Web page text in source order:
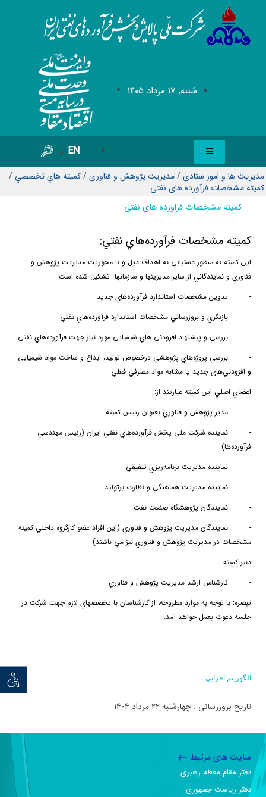
شنبه, 17 مرداد 1405
EN
توان
مدیریت ها و امور ستادی/مدیریت پژوهش و فناوری/کمیته هاي تخصصي /
كميته مشخصات فرآورده های نفتی
کمیته مشخصات فراورده های نفتی
كميته مشخصات فرآورده‌هاي نفتي:
اين كميته به منظور دستيابي به اهداف ذيل و با محوريت مديريت پژوهش و
فناوري و نمايندگاني از ساير مديريتها و سازمانها تشكيل شده است:
- تدوين مشخصات استاندارد فرآورده‌هاي جديد
- بازنگري و بروزرساني مشخصات استاندارد فرآورده‌هاي نفتي
- بررسي و پيشنهاد افزودني هاي شيميايي مورد نياز جهت فرآورده‌هاي نفتي
- بررسي پروژه‌هاي پژوهشي درخصوص توليد، ابداع و ساخت مواد شيميايي
و افزودني‌هاي جديد يا مشابه مواد مصرفي فعلي
اعضاي اصلي اين كميته عبارتند از:
- مدير پژوهش و فناوري بعنوان رئيس كميته
- نماينده شركت ملي پخش فرآورده‌هاي نفتي ايران (رئيس مهندسي
فرآورده‌ها)
- نماينده مديريت برنامه‌ريزي تلفيقي
- نماينده مديريت هماهنگي و نظارت برتوليد
- نمايندگان پژوهشگاه صنعت نفت
- نمايندگان مديريت پژوهش و فناوري (اين افراد عضو كارگروه داخلي كميته
مشخصات در مديريت پژوهش و فناوري نيز مي باشند)
دبير كميته :
-كارشناس ارشد مديريت پژوهش و فناوري
تبصره: با توجه به موارد مطروحه، از كارشناسان با تخصصهاي لازم جهت شركت در
جلسه دعوت بعمل خواهد آمد.
الگوریتم اجرایی
تاریخ بروزرسانی : چهارشنبه 22 مرداد 1404
سایت های مرتبط
دفتر مقام معظم رهبری
دفتر ریاست جمهوری